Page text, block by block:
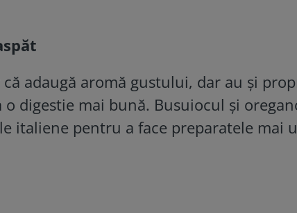
adaugă aromă gustului, dar au și
digestie mai bună. Busuiocul și
italiene pentru a face preparatele mai